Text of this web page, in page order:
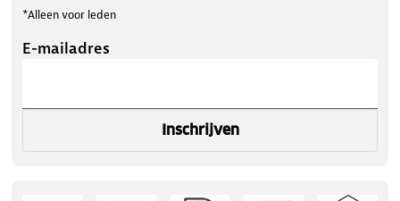
*Alleen voor leden
E-mailadres
Inschrijven